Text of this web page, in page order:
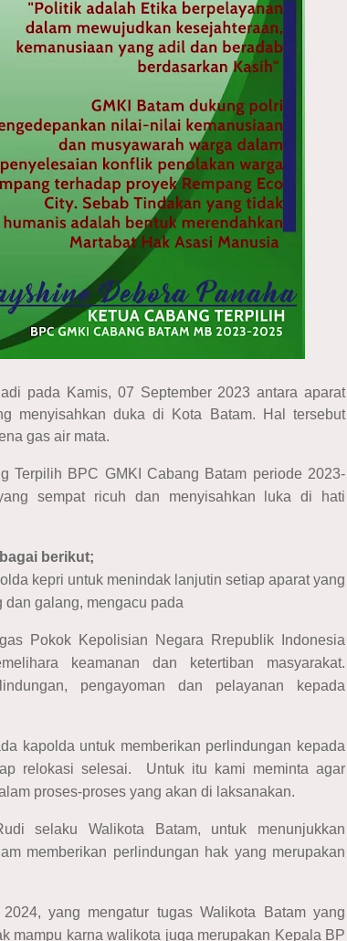
pada Kamis, 07 September 2023 antara aparat
menyisahkan duka di Kota Batam. Hal tersebut
gas air mata.
Terpilih BPC GMKI Cabang Batam periode 2023-
sempat ricuh dan menyisahkan luka di hati
berikut;
kepri untuk menindak lanjutin setiap aparat yang
dan galang, mengacu pada
Pokok Kepolisian Negara Rrepublik Indonesia
keamanan dan ketertiban masyarakat.
pengayoman dan pelayanan kepada
kapolda untuk memberikan perlindungan kepada
relokasi selesai. Untuk itu kami meminta agar
proses-proses yang akan di laksanakan.
selaku Walikota Batam, untuk menunjukkan
memberikan perlindungan hak yang merupakan
yang mengatur tugas Walikota Batam yang
mampu karna walikota juga merupakan Kepala BP